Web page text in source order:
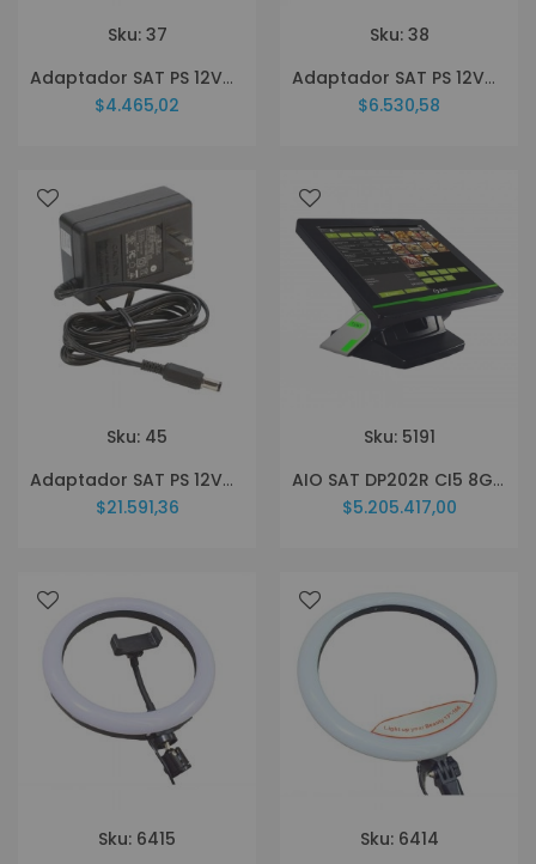
Sku: 37
Adaptador SAT PS 12VDC 1A
$4.465,02
Sku: 38
Adaptador SAT PS 12VDC 2A
$6.530,58
Sku: 45
Adaptador SAT PS 12VDC 5A
$21.591,36
Sku: 5191
AIO SAT DP202R CI5 8GB 256SSD 15" RESISTIVO LVDS
$5.205.417,00
Sku: 6415
Sku: 6414